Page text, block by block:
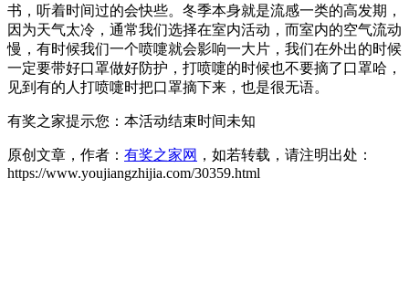
书，听着时间过的会快些。冬季本身就是流感一类的高发期，
因为天气太冷，通常我们选择在室内活动，而室内的空气流动
慢，有时候我们一个喷嚏就会影响一大片，我们在外出的时候
一定要带好口罩做好防护，打喷嚏的时候也不要摘了口罩哈，
见到有的人打喷嚏时把口罩摘下来，也是很无语。
有奖之家提示您： 本活动结束时间未知
原创文章，作者： 有奖之家网 ，如若转载，请注明出处：
https://www.youjiangzhijia.com/30359.html